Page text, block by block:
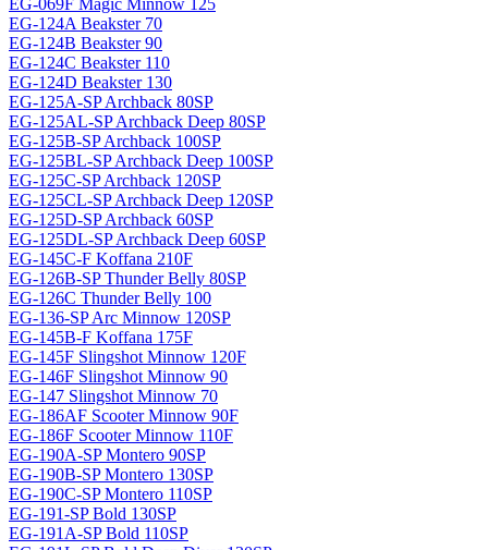
EG-069F Magiс Minnow 125
EG-124A Beakster 70
EG-124B Beakster 90
EG-124C Beakster 110
EG-124D Beakster 130
EG-125A-SP Archback 80SP
EG-125AL-SP Archback Deep 80SP
EG-125B-SP Archback 100SP
EG-125BL-SP Archback Deep 100SP
EG-125C-SP Archback 120SP
EG-125CL-SP Archback Deep 120SP
EG-125D-SP Archback 60SP
EG-125DL-SP Archback Deep 60SP
EG-145C-F Koffana 210F
EG-126B-SP Thunder Belly 80SP
EG-126C Thunder Belly 100
EG-136-SP Arc Minnow 120SP
EG-145B-F Koffana 175F
EG-145F Slingshot Minnow 120F
EG-146F Slingshot Minnow 90
EG-147 Slingshot Minnow 70
EG-186AF Scooter Minnow 90F
EG-186F Scooter Minnow 110F
EG-190A-SP Montero 90SP
EG-190B-SP Montero 130SP
EG-190C-SP Montero 110SP
EG-191-SP Bold 130SP
EG-191A-SP Bold 110SP